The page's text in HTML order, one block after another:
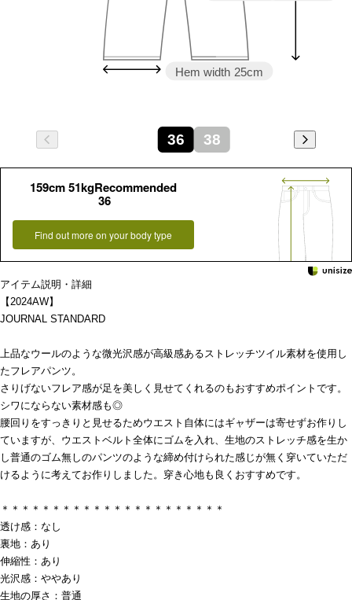
Hem width 25cm
36 38
159cm 51kgRecommended
36
Find out more on your body type
アイテム説明・詳細
【2024AW】
JOURNAL STANDARD
上品なウールのような微光沢感が高級感あるストレッチツイル素材を使用し
たフレアパンツ。
さりげないフレア感が足を美しく見せてくれるのもおすすめポイントです。
シワにならない素材感も◎
腰回りをすっきりと見せるためウエスト自体にはギャザーは寄せずお作りし
ていますが、ウエストベルト全体にゴムを入れ、生地のストレッチ感を生か
し普通のゴム無しのパンツのような締め付けられた感じが無く穿いていただ
けるように考えてお作りしました。穿き心地も良くおすすめです。
＊＊＊＊＊＊＊＊＊＊＊＊＊＊＊＊＊＊＊＊＊＊
透け感：なし
裏地：あり
伸縮性：あり
光沢感：ややあり
生地の厚さ：普通